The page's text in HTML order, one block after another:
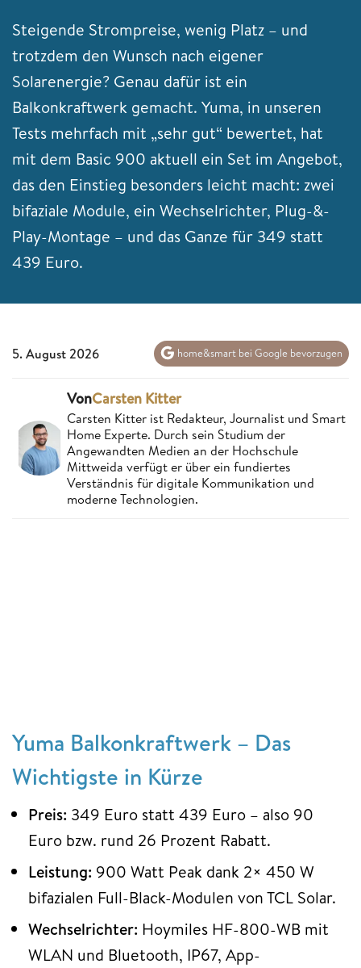
Steigende Strompreise, wenig Platz – und
trotzdem den Wunsch nach eigener
Solarenergie? Genau dafür ist ein
Balkonkraftwerk gemacht. Yuma, in unseren
Tests mehrfach mit „sehr gut“ bewertet, hat
mit dem Basic 900 aktuell ein Set im Angebot,
das den Einstieg besonders leicht macht: zwei
bifaziale Module, ein Wechselrichter, Plug-&-
Play-Montage – und das Ganze für 349 statt
439 Euro.
5. August 2026 home&smart bei Google bevorzugen
VonCarsten Kitter
Carsten Kitter ist Redakteur, Journalist und Smart
Home Experte. Durch sein Studium der
Angewandten Medien an der Hochschule
Mittweida verfügt er über ein fundiertes
Verständnis für digitale Kommunikation und
moderne Technologien.
Yuma Balkonkraftwerk – Das
Wichtigste in Kürze
Preis: 349 Euro statt 439 Euro – also 90
Euro bzw. rund 26 Prozent Rabatt.
Leistung: 900 Watt Peak dank 2× 450 W
bifazialen Full-Black-Modulen von TCL Solar.
Wechselrichter: Hoymiles HF-800-WB mit
WLAN und Bluetooth, IP67, App-